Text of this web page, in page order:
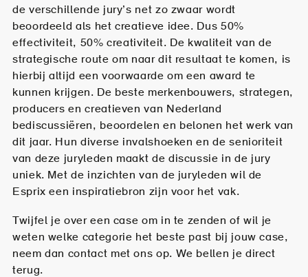
de verschillende jury’s net zo zwaar wordt
beoordeeld als het creatieve idee. Dus 50%
effectiviteit, 50% creativiteit. De kwaliteit van de
strategische route om naar dit resultaat te komen, is
hierbij altijd een voorwaarde om een award te
kunnen krijgen. De beste merkenbouwers, strategen,
producers en creatieven van Nederland
bediscussiëren, beoordelen en belonen het werk van
dit jaar. Hun diverse invalshoeken en de senioriteit
van deze juryleden maakt de discussie in de jury
uniek. Met de inzichten van de juryleden wil de
Esprix een inspiratiebron zijn voor het vak.
Twijfel je over een case om in te zenden of wil je
weten welke categorie het beste past bij jouw case,
neem dan contact met ons op. We bellen je direct
terug.